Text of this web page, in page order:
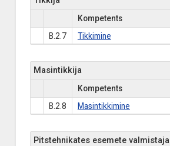
Kompetents
B.2.7
Tikkimine
Masintikkija
Kompetents
B.2.8
Masintikkimine
Pitstehnikates esemete valmistaja